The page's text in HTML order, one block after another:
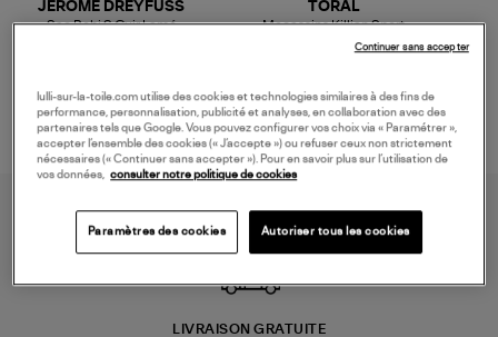
JEROME DREYFUSS
Sac Bobi S Cuir Lamé
189,00 €
TORAL
Mocassins Killian Sport
Mousse
LIVRAISON GRATUITE
lulli-sur-la-toile.com utilise des cookies et technologies similaires à des fins de
performance, personnalisation, publicité et analyses, en collaboration avec des
partenaires tels que Google. Vous pouvez configurer vos choix via « Paramétrer »,
accepter l’ensemble des cookies (« J’accepte ») ou refuser ceux non strictement
nécessaires (« Continuer sans accepter »). Pour en savoir plus sur l’utilisation de
vos données, consulter notre politique de cookies
Paramètres des cookies Autoriser tous les cookies
Continuer sans accepter